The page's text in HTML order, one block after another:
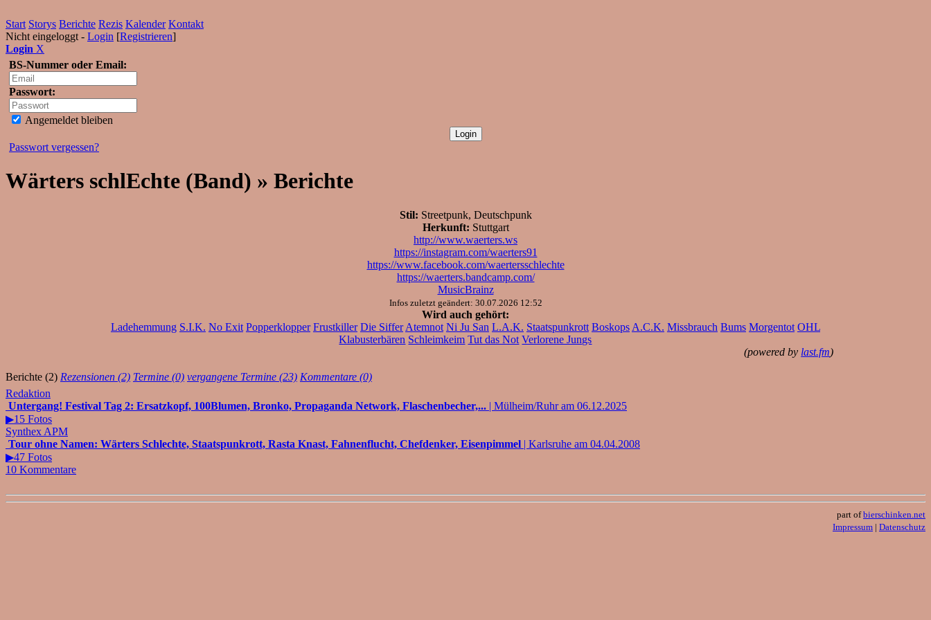
Start Storys Berichte Rezis Kalender Kontakt
Nicht eingeloggt - Login [Registrieren]
Login X
BS-Nummer oder Email:
Passwort:
Angemeldet bleiben
Passwort vergessen?
Wärters schlEchte (Band) » Berichte
Stil: Streetpunk, Deutschpunk
Herkunft: Stuttgart
http://www.waerters.ws
https://instagram.com/waerters91
https://www.facebook.com/waertersschlechte
https://waerters.bandcamp.com/
MusicBrainz
Infos zuletzt geändert: 30.07.2026 12:52
Wird auch gehört:
Ladehemmung S.I.K. No Exit Popperklopper Frustkiller Die Siffer Atemnot Ni Ju San L.A.K. Staatspunkrott Boskops A.C.K. Missbrauch Bums Morgentot OHL
Klabusterbären Schleimkeim Tut das Not Verlorene Jungs
(powered by last.fm)
Berichte (2) Rezensionen (2) Termine (0) vergangene Termine (23) Kommentare (0)
Redaktion
Untergang! Festival Tag 2: Ersatzkopf, 100Blumen, Bronko, Propaganda Network, Flaschenbecher,... | Mülheim/Ruhr am 06.12.2025
▶15 Fotos
Synthex APM
Tour ohne Namen: Wärters Schlechte, Staatspunkrott, Rasta Knast, Fahnenflucht, Chefdenker, Eisenpimmel | Karlsruhe am 04.04.2008
▶47 Fotos
10 Kommentare
part ofbierschinken.net
Impressum | Datenschutz